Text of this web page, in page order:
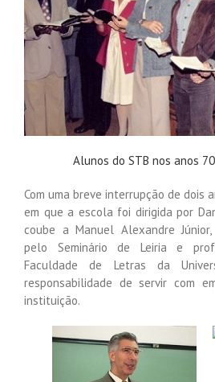
Alunos do STB nos anos
Com uma breve interrupção de dois
em que a escola foi dirigida por
coube a Manuel Alexandre
pelo Seminário de Leiria e
Faculdade de Letras da
responsabilidade de servir com
instituição.